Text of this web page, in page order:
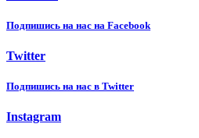
Подпишиcь на нас на Facebook
Twitter
Подпишиcь на нас в Twitter
Instagram